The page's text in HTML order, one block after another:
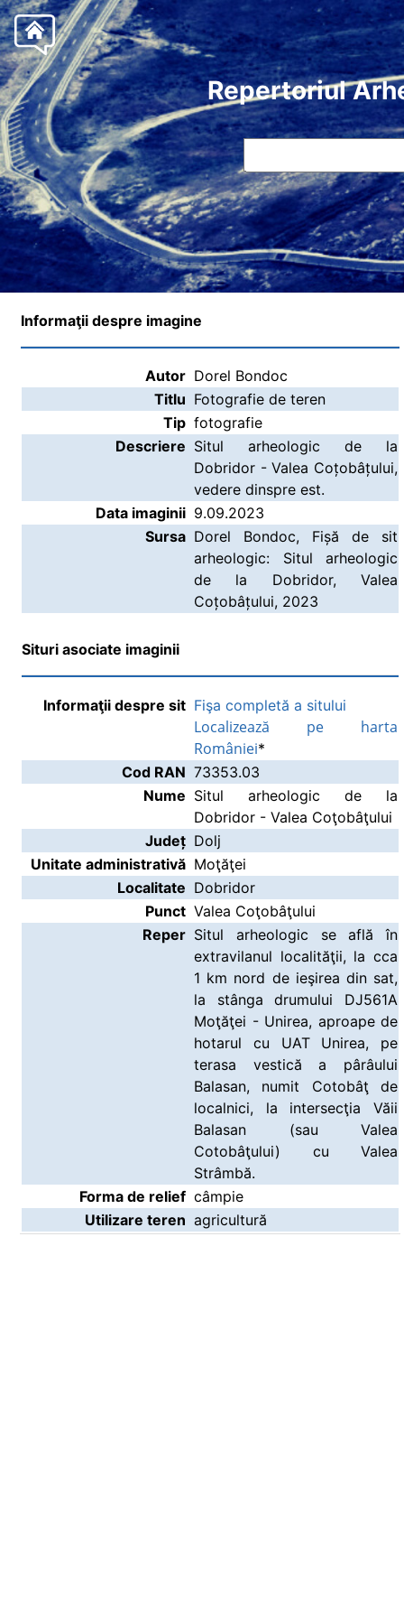
Repertoriul
Informaţii despre imagine
Autor Dorel Bondoc
Titlu Fotografie de teren
Tip fotografie
Descriere Situl arheologic de la
Dobridor - Valea Coțobâțului,
vedere dinspre est.
Data imaginii 9.09.2023
Sursa Dorel Bondoc, Fișă de sit
arheologic: Situl arheologic
de la Dobridor, Valea
Coțobâțului, 2023
Situri asociate imaginii
Informaţii despre sit Fişa completă a sitului
Localizează pe harta
României*
Cod RAN 73353.03
Nume Situl arheologic de la
Dobridor - Valea Coţobâţului
Județ Dolj
Unitate administrativă Moţăţei
Localitate Dobridor
Punct Valea Coţobâţului
Reper Situl arheologic se află în
extravilanul localităţii, la cca
1 km nord de ieşirea din sat,
la stânga drumului DJ561A
Moţăţei - Unirea, aproape de
hotarul cu UAT Unirea, pe
terasa vestică a pârâului
Balasan, numit Cotobâţ de
localnici, la intersecţia Văii
Balasan (sau Valea
Cotobâţului) cu Valea
Strâmbă.
Forma de relief câmpie
Utilizare teren agricultură